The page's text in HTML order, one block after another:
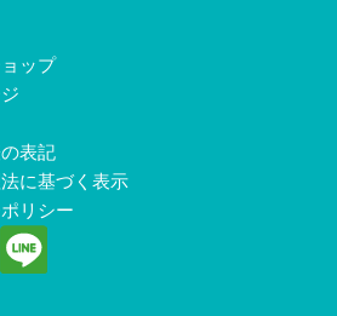
ップ
表記
に基づく表示
リシー